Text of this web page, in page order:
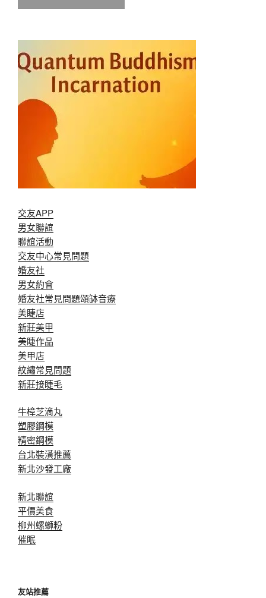
交友APP
男女聯誼
聯誼活動
交友中心常見問題
婚友社
男女約會
婚友社常見問題頌缽音療
美睫店
新莊美甲
美睫作品
美甲店
紋繡常見問題
新莊接睫毛
牛樟芝滴丸
塑膠鋼模
精密鋼模
台北裝潢推薦
新北沙發工廠
新北聯誼
平價美食
柳州螺螄粉
催眠
友站推薦